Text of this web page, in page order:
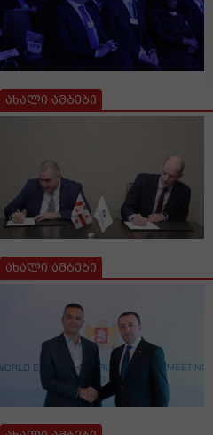
ახალი ამბები
ახალი ამბები